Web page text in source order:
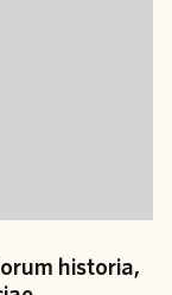
historia,